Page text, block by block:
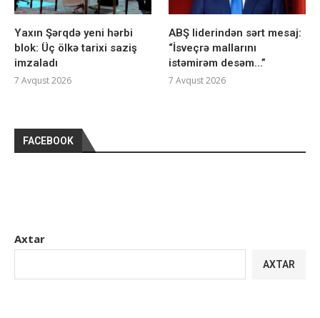
Yaxın Şərqdə yeni hərbi
blok: Üç ölkə tarixi saziş
imzaladı
7 Avqust 2026
ABŞ liderindən sərt mesaj:
“İsveçrə mallarını
istəmirəm desəm…”
7 Avqust 2026
FACEBOOK
Axtar
AXTAR